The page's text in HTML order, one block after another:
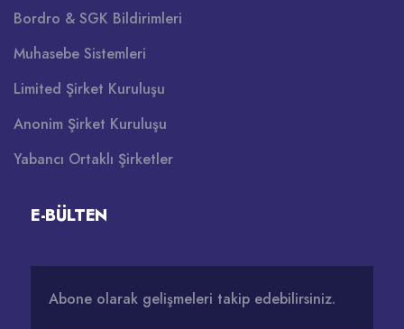
Bordro & SGK Bildirimleri
Muhasebe Sistemleri
Limited Şirket Kuruluşu
Anonim Şirket Kuruluşu
Yabancı Ortaklı Şirketler
E-BÜLTEN
Abone olarak gelişmeleri takip edebilirsiniz.